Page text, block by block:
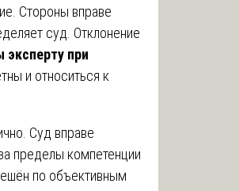
Стороны вправе
суд. Отклонение
эксперту при
и относиться к
Суд вправе
пределы компетенции
по объективным